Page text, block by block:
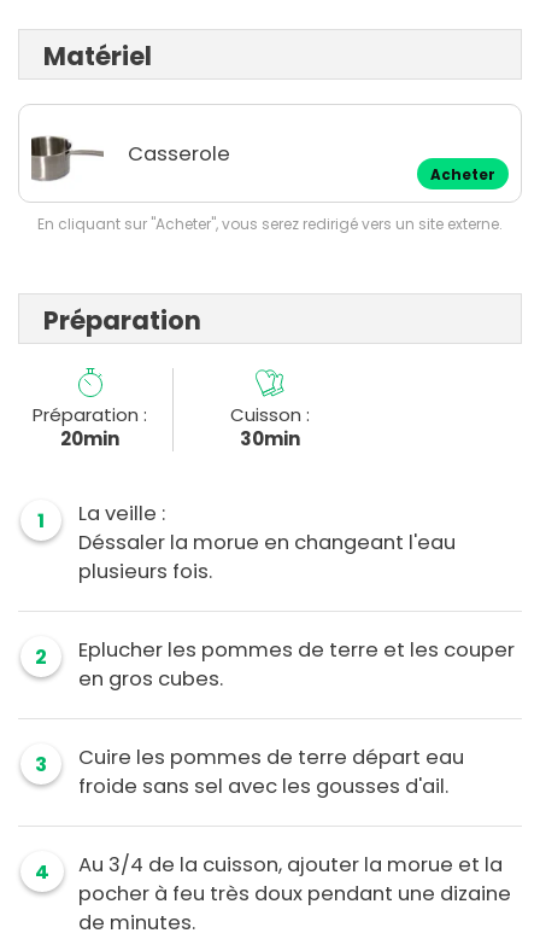
Matériel
Casserole
Acheter
En cliquant sur "Acheter", vous serez redirigé vers un site externe.
Préparation
Préparation :
20min
Cuisson :
30min
1
La veille :
Déssaler la morue en changeant l'eau
plusieurs fois.
2
Eplucher les pommes de terre et les couper
en gros cubes.
3
Cuire les pommes de terre départ eau
froide sans sel avec les gousses d'ail.
4
Au 3/4 de la cuisson, ajouter la morue et la
pocher à feu très doux pendant une dizaine
de minutes.